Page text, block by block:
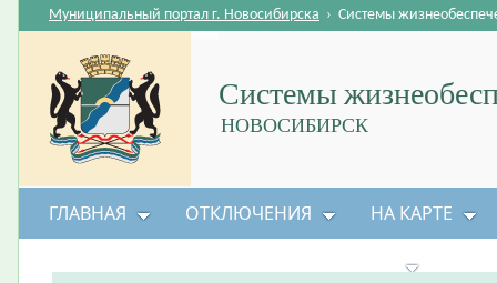
Системы
НОВОСИБИРСК
Муниципальный портал г. Новосибирска › Системы
ГЛАВНАЯ ОТКЛЮЧЕНИЯ НА КАРТЕ